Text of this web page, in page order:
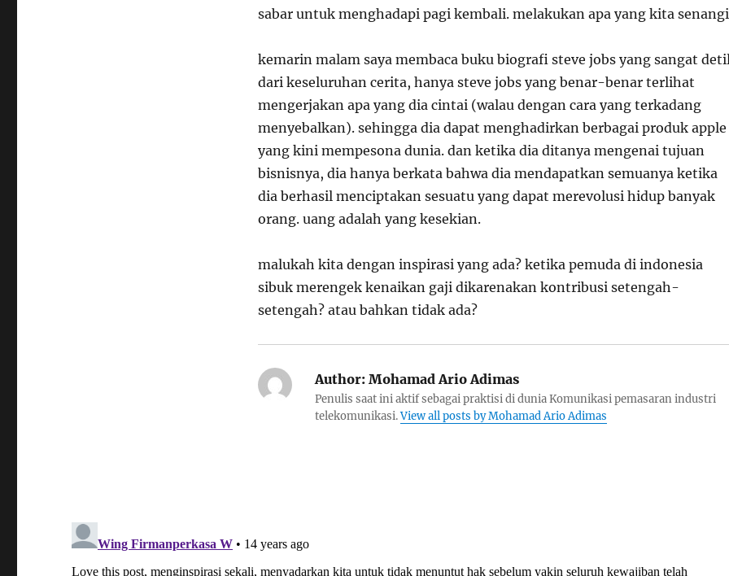
sabar untuk menghadapi pagi kembali. melakukan apa yang kita
kemarin malam saya membaca buku biografi steve jobs yang sangat
dari keseluruhan cerita, hanya steve jobs yang benar-benar terlihat
mengerjakan apa yang dia cintai (walau dengan cara yang terkadang
menyebalkan). sehingga dia dapat menghadirkan berbagai produk apple
yang kini mempesona dunia. dan ketika dia ditanya mengenai tujuan
bisnisnya, dia hanya berkata bahwa dia mendapatkan semuanya ketika
dia berhasil menciptakan sesuatu yang dapat merevolusi hidup banyak
orang. uang adalah yang kesekian.
malukah kita dengan inspirasi yang ada? ketika pemuda di indonesia
sibuk merengek kenaikan gaji dikarenakan kontribusi setengah-
setengah? atau bahkan tidak ada?
Author:Mohamad Ario Adimas
Penulis saat ini aktif sebagai praktisi di dunia Komunikasi pemasaran industri
telekomunikasi.View all posts by Mohamad Ario Adimas